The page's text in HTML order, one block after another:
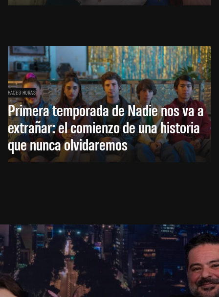
HACE 3 HORAS
Primera temporada de Nadie nos va a
extrañar: el comienzo de una historia
que nunca olvidaremos